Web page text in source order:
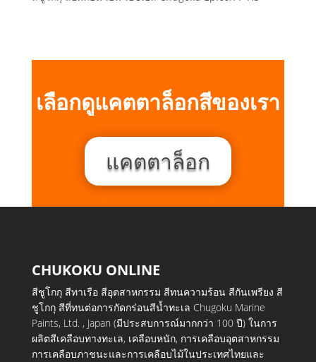
เลือกดูแคตตาล็อกสีของเรา
แคตตาล็อก
CHUKOKU ONLINE
สีชูโกกุ สีทาเรือ สีอุตสาหกรรม สีทนความร้อน สีกันเพรียง สี
ชูโกกุ สีที่ทนต่อการกัดกร่อนสีน้ำทะเล Chugoku Marine
Paints, Ltd. , Japan (มีประสบการณ์มากกว่า 100 ปี) ในการ
ผลิตสีเคลือบทางทะเล, เคลือบหนัก, การเคลือบอุตสาหกรรม
การเคลือบภาชนะและการเคลือบไม้ในประเทศไทยและ